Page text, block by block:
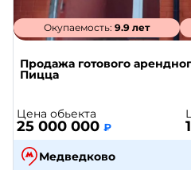
Окупаемость: 9.9 лет
Продажа готового
Пицца
Цена обьекта
25 000 000 ₽
Медведково